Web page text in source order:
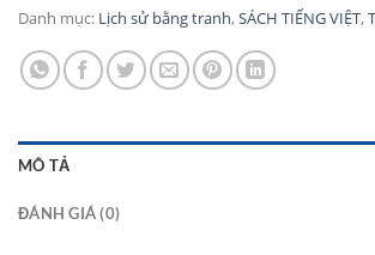
Danh mục: Lịch sử bằng tranh,SÁCH TIẾNG VIỆT,
MÔ TẢ
ĐÁNH GIÁ (0)